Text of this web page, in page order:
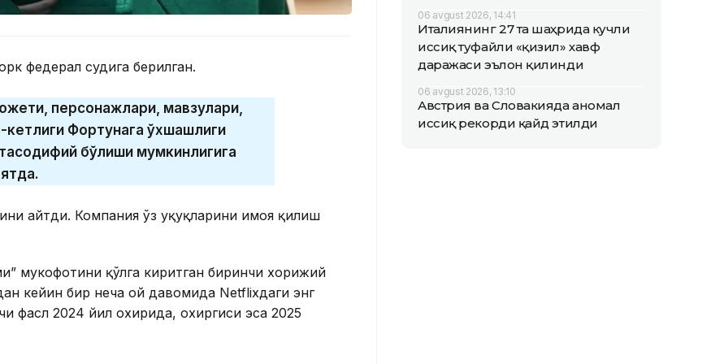
федерал судига берилган.
персонажлари, мавзулари,
Фортунага ўхшашлиги
бўлиши мумкинлигига
айтди. Компания ўз ҳуқуқларини ҳимоя қилиш
мукофотини қўлга киритган биринчи хорижий
кейин бир неча ой давомида Netflixдаги энг
фасл 2024 йил охирида, охиргиси эса 2025
06 avgust 2026, 14:41
Италиянинг 27 та шаҳрида кучли
иссиқ туфайли «қизил» хавф
даражаси эълон қилинди
06 avgust 2026, 13:10
Австрия ва Словакияда аномал
иссиқ рекорди қайд этилди